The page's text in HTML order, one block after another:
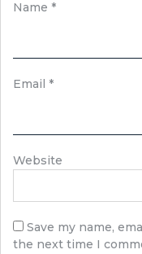
Name *
Email *
Website
Save my name,
the next time I